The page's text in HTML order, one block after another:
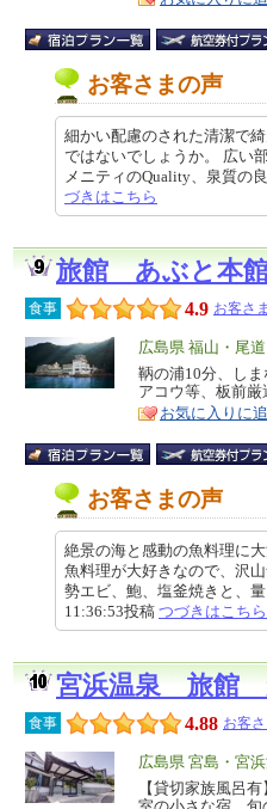
お客さまの声
細かい配慮のされた清潔で
ではないでしょうか。 広い
メニティのQuality、泉質
づきはこちら
旅館 あぶと本
食事 4.9 お客さ
エ
リ
ア
広島県 福山・尾
特
徴
鞆の浦10分、し
アコウ等、板前
お気に入りに
お客さまの声
絶景の海と感動の魚料理に
魚料理が大好きなので、沢
勢エビ、鮑、塩釜焼きと、
11:36:53投稿 つづきはこちら
宮浜温泉 旅館
食事 4.88 お客
エ
リ
広島県 宮島・宮
特
【貸切家族風呂